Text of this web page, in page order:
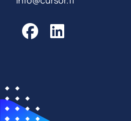
Facebook